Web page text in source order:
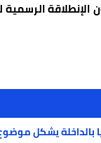
بالداخلة يشكل